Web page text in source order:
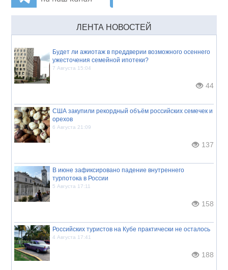
ЛЕНТА НОВОСТЕЙ
Будет ли ажиотаж в преддверии возможного осеннего
ужесточения семейной ипотеки?
7 Августа 15:04
44
США закупили рекордный объём российских семечек и
орехов
6 Августа 21:09
137
В июне зафиксировано падение внутреннего
турпотока в России
5 Августа 17:11
158
Российских туристов на Кубе практически не осталось
4 Августа 17:41
188